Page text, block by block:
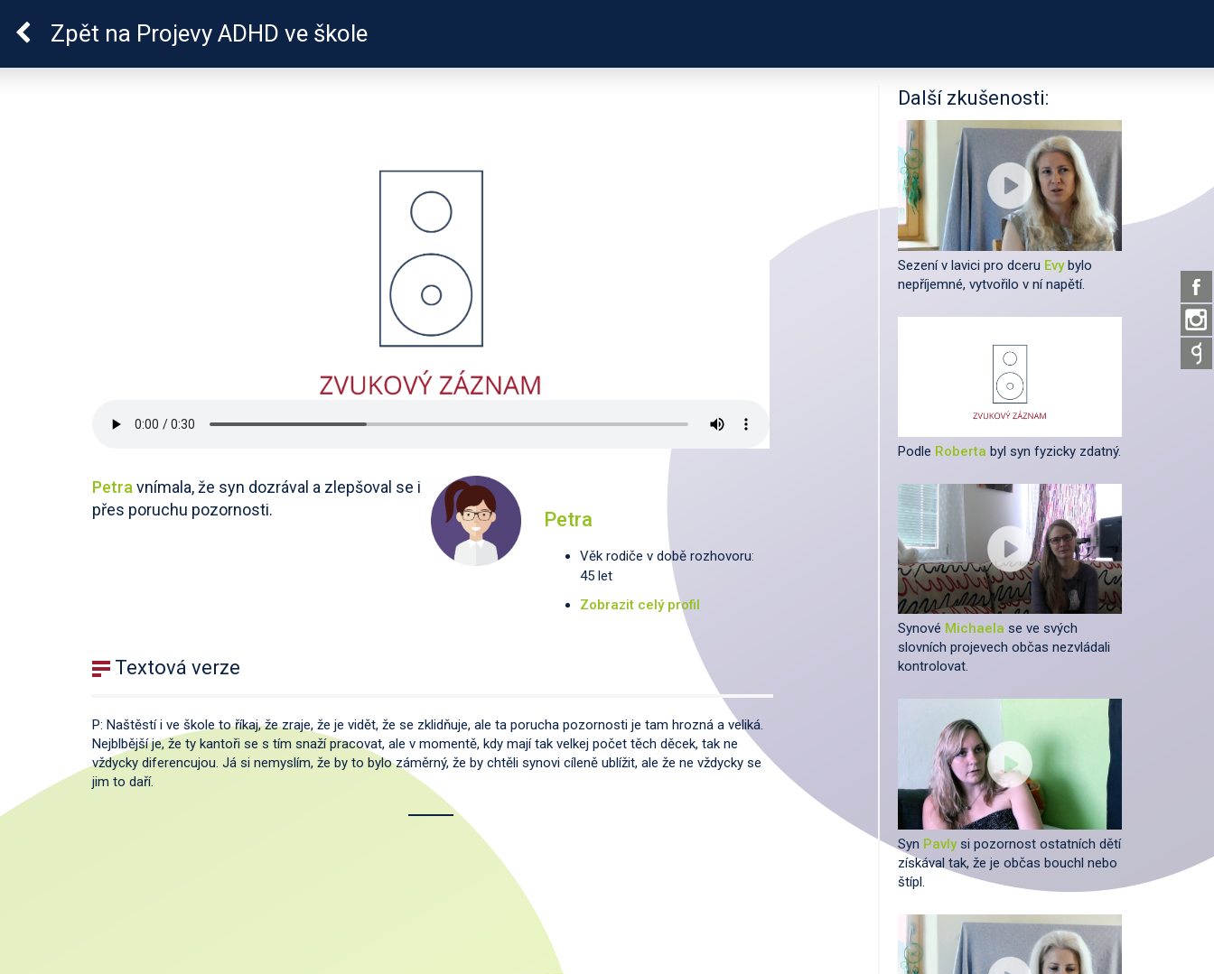
ADHD
Zpět na Projevy ADHD ve škole
Petra vnímala, že syn dozrával a zlepšoval se i
přes poruchu pozornosti.
Petra
Věk rodiče v době rozhovoru:
45 let
Zobrazit celý profil
Textová verze
P: Naštěstí i ve škole to říkaj, že zraje, že je vidět, že se zklidňuje, ale ta porucha pozornosti je tam hrozná a veliká.
Nejblbější je, že ty kantoři se s tím snaží pracovat, ale v momentě, kdy mají tak velkej počet těch děcek, tak ne
vždycky diferencujou. Já si nemyslím, že by to bylo záměrný, že by chtěli synovi cíleně ublížit, ale že ne vždycky se
jim to daří.
Další zkušenosti:
Sezení v lavici pro dceru Evybylo
nepříjemné, vytvořilo v ní napětí.
Podle Roberta byl syn fyzicky zdatný.
Synové Michaela se ve svých
slovních projevech občas nezvládali
kontrolovat.
Syn Pavly si pozornost ostatních dětí
získával tak, že je občas bouchl nebo
štípl.